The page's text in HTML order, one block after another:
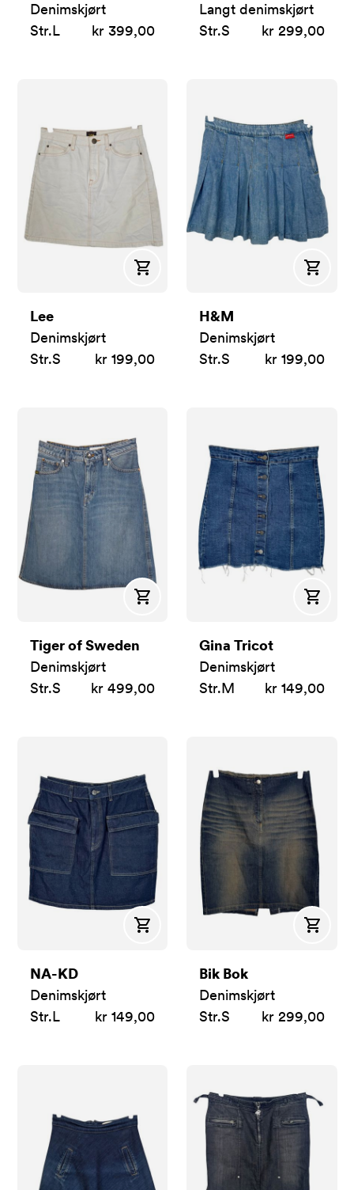
Denimskjørt
Str.L kr 399,00
Langt denimskjørt
Str.S kr 299,00
Kjøp
Lee
Denimskjørt
Str.S kr 199,00
Kjøp
H&M
Denimskjørt
Str.S kr 199,00
Kjøp
Tiger of Sweden
Denimskjørt
Str.S kr 499,00
Kjøp
Gina Tricot
Denimskjørt
Str.M kr 149,00
Kjøp
NA-KD
Denimskjørt
Str.L kr 149,00
Kjøp
Bik Bok
Denimskjørt
Str.S kr 299,00